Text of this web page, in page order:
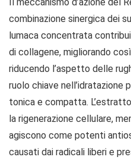
combinazione sinergica dei
lumaca concentrata
di collagene, migliorando
riducendo l’aspetto delle
ruolo chiave nell’idratazione
tonica e compatta.
la rigenerazione cellulare,
agiscono come potenti
causati dai radicali liberi e